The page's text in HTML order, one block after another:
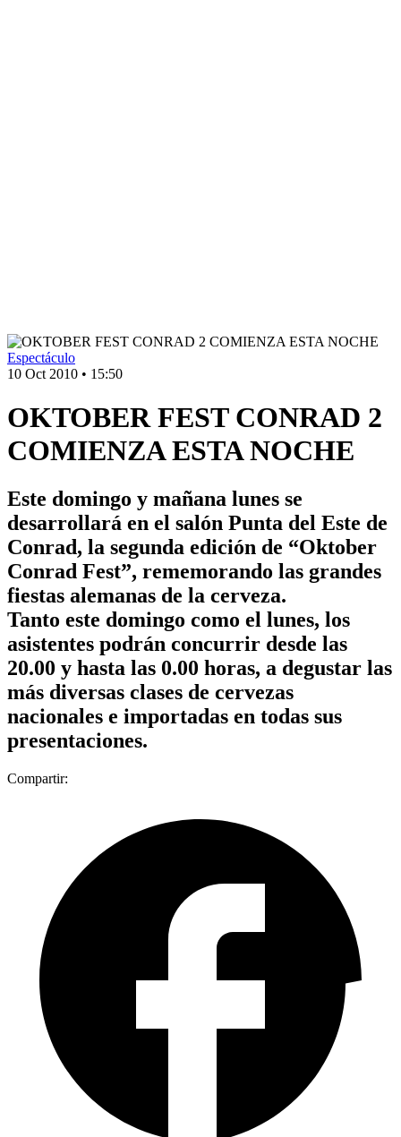
Espectáculo
10 Oct 2010 • 15:50
OKTOBER FEST CONRAD 2
COMIENZA ESTA NOCHE
Este domingo y mañana lunes se
desarrollará en el salón Punta del Este de
Conrad, la segunda edición de “Oktober
Conrad Fest”, rememorando las grandes
fiestas alemanas de la cerveza.
Tanto este domingo como el lunes, los
asistentes podrán concurrir desde las
20.00 y hasta las 0.00 horas, a degustar las
más diversas clases de cervezas
nacionales e importadas en todas sus
presentaciones.
Compartir: